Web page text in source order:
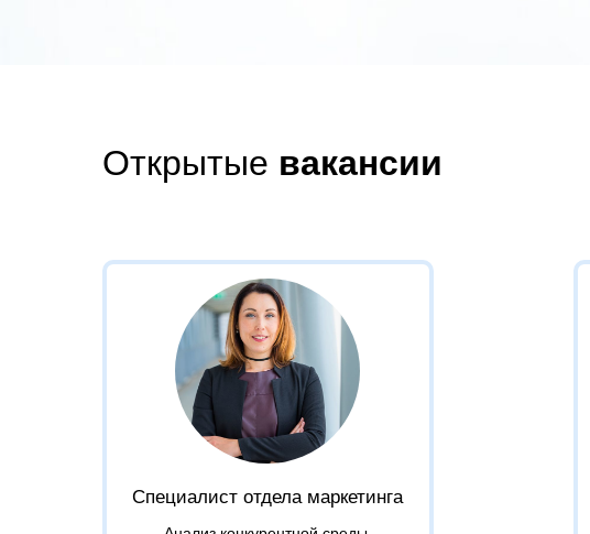
Открытые вакансии
Специалист отдела маркетинга